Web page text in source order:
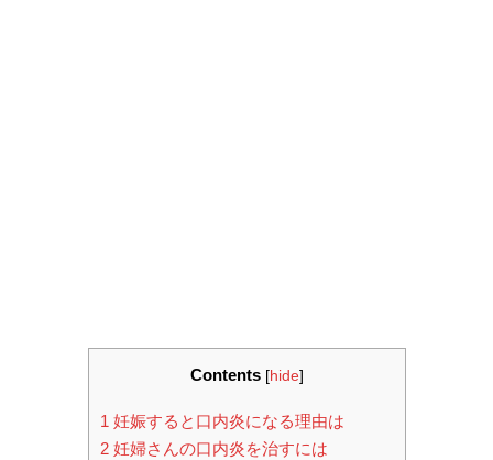
Contents [hide]
1妊娠すると口内炎になる理由は
2妊婦さんの口内炎を治すには